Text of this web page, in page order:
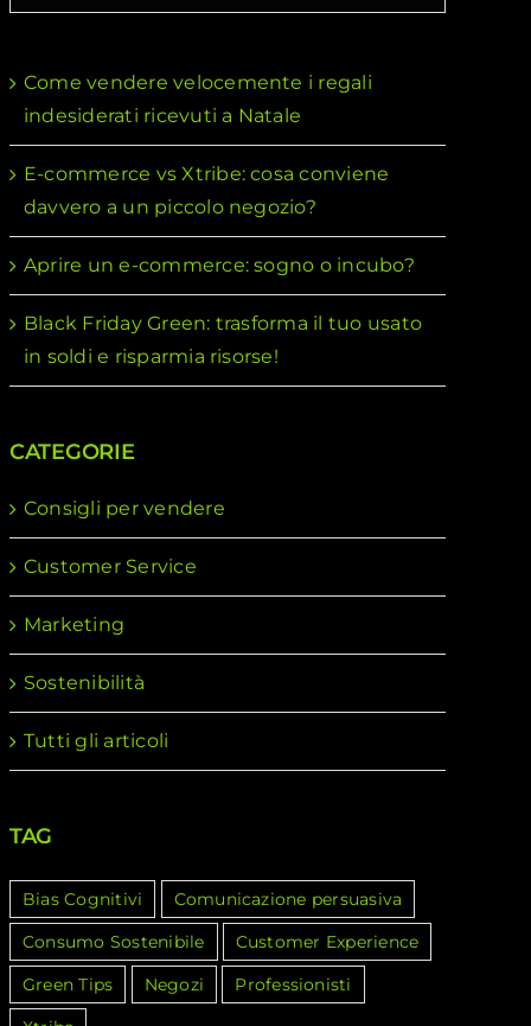
per:
Come vendere velocemente i regali
indesiderati ricevuti a Natale
E-commerce vs Xtribe: cosa conviene
davvero a un piccolo negozio?
Aprire un e-commerce: sogno o incubo?
Black Friday Green: trasforma il tuo usato
in soldi e risparmia risorse!
CATEGORIE
Consigli per vendere
Customer Service
Marketing
Sostenibilità
Tutti gli articoli
TAG
Bias Cognitivi
Comunicazione persuasiva
Consumo Sostenibile
Customer Experience
Green Tips
Negozi
Professionisti